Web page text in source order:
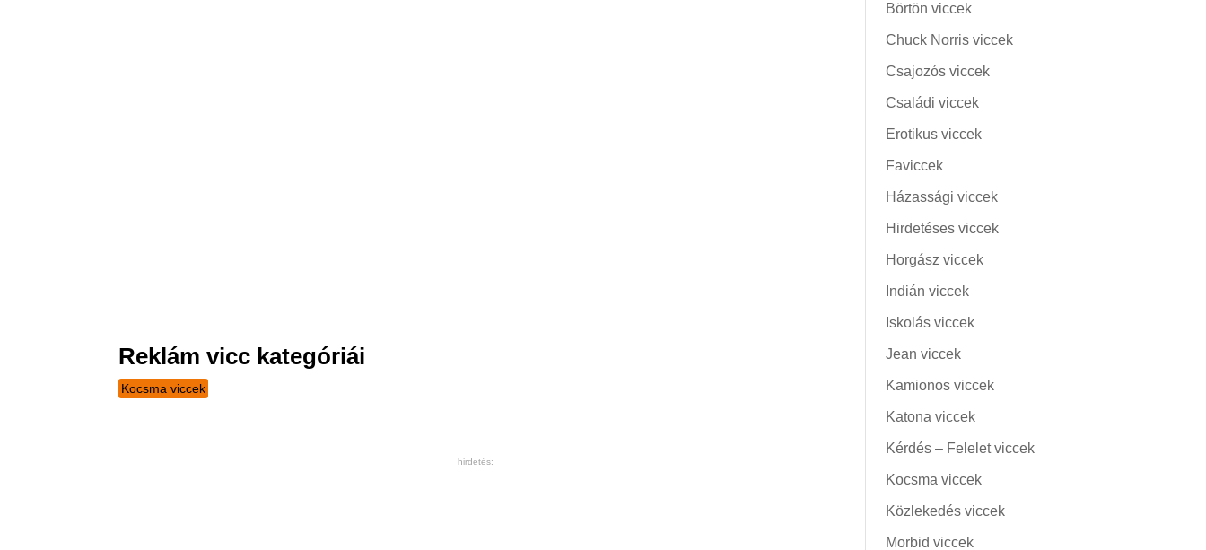
Reklám vicc kategóriái
Kocsma viccek
hirdetés:
Börtön viccek
Chuck Norris viccek
Csajozós viccek
Családi viccek
Erotikus viccek
Faviccek
Házassági viccek
Hirdetéses viccek
Horgász viccek
Indián viccek
Iskolás viccek
Jean viccek
Kamionos viccek
Katona viccek
Kérdés – Felelet viccek
Kocsma viccek
Közlekedés viccek
Morbid viccek